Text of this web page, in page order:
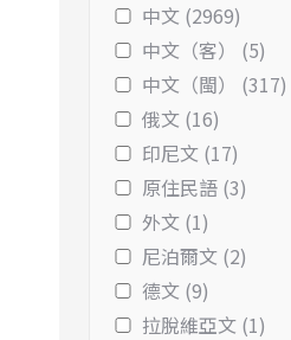
中文 (2969)
中文（客） (5)
中文（閩） (317)
俄文 (16)
印尼文 (17)
原住民語 (3)
外文 (1)
尼泊爾文 (2)
德文 (9)
拉脫維亞文 (1)